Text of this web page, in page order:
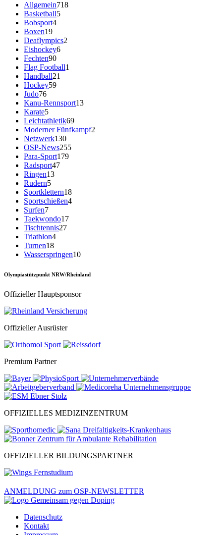
Allgemein718
Basketball5
Bobsport4
Boxen19
Deaflympics2
Eishockey6
Fechten90
Flag Football1
Handball21
Hockey59
Judo76
Kanu-Rennsport13
Karate5
Leichtathletik69
Moderner Fünfkampf2
Netzwerk130
OSP-News255
Para-Sport179
Radsport47
Ringen13
Rudern5
Sportklettern18
Sportschießen4
Surfen7
Taekwondo17
Tischtennis27
Triathlon4
Turnen18
Wasserspringen10
Olympiastützpunkt NRW/Rheinland
Offizieller Hauptsponsor
Offizieller Ausrüster
Premium Partner
OFFIZIELLES MEDIZINZENTRUM
OFFIZIELLER BILDUNGSPARTNER
ANMELDUNG zum OSP-NEWSLETTER
Datenschutz
Kontakt